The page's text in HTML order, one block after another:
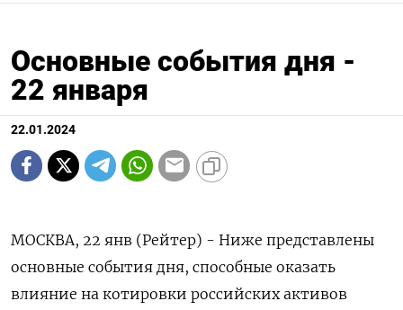
Основные события дня -
22 января
22.01.2024
МОСКВА, 22 янв (Рейтер) - Ниже представлены
основные события дня, способные оказать
влияние на котировки российских активов